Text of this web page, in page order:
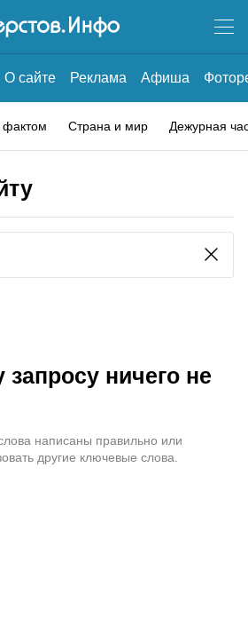
О сайте Реклама Афиша
Страна и мир Дежурная
ничего не
написаны правильно или
другие ключевые слова.